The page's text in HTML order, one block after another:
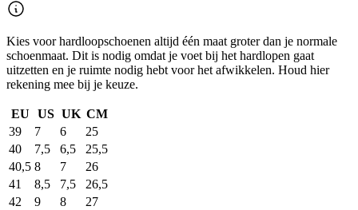
Kies voor hardloopschoenen altijd één maat groter dan je normale
schoenmaat. Dit is nodig omdat je voet bij het hardlopen gaat
uitzetten en je ruimte nodig hebt voor het afwikkelen. Houd hier
rekening mee bij je keuze.
EU US UK CM
39
7 6
25
40
7,5 6,5
25,5
40,5 8 7
26
41
8,5 7,5
26,5
42
9 8
27